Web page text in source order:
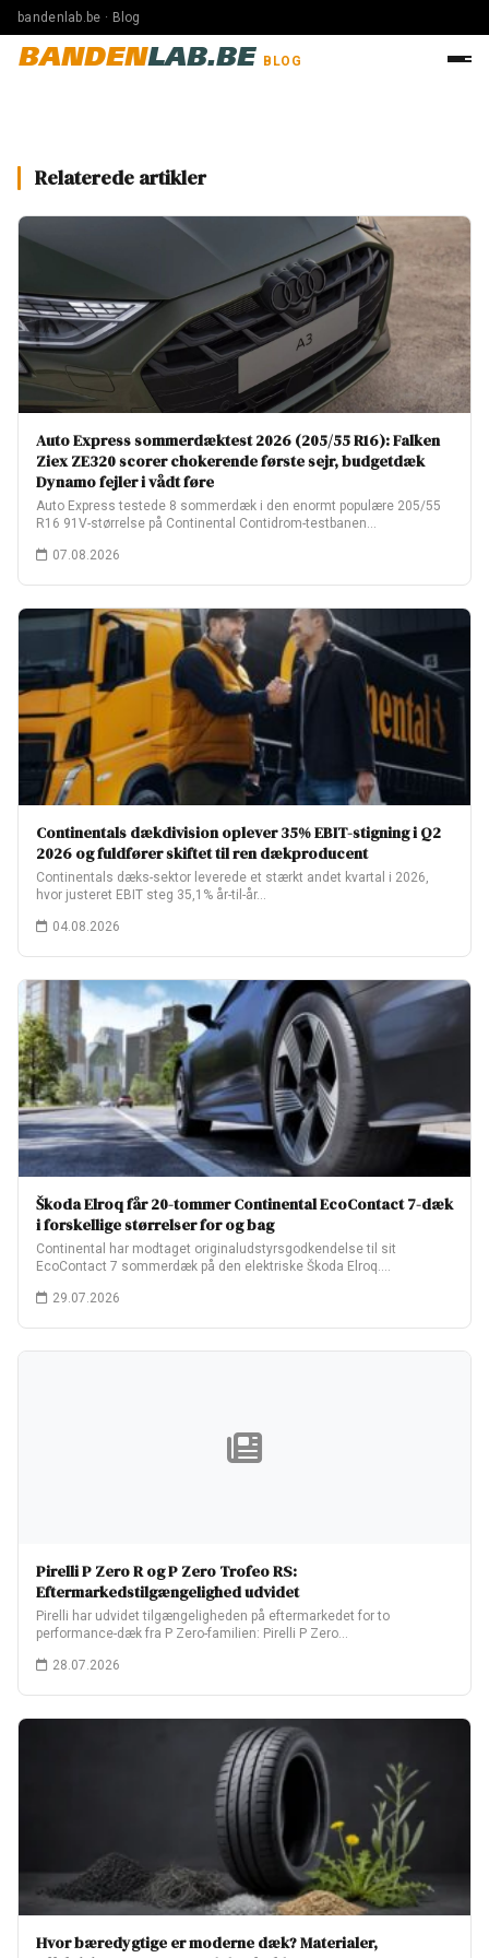
bandenlab.be · Blog
BANDENLAB.BE BLOG
Relaterede artikler
Auto Express sommerdæktest 2026 (205/55 R16): Falken
Ziex ZE320 scorer chokerende første sejr, budgetdæk
Dynamo fejler i vådt føre
Auto Express testede 8 sommerdæk i den enormt populære 205/55
R16 91V-størrelse på Continental Contidrom-testbanen…
07.08.2026
Continentals dækdivision oplever 35% EBIT-stigning i Q2
2026 og fuldfører skiftet til ren dækproducent
Continentals dæks-sektor leverede et stærkt andet kvartal i 2026,
hvor justeret EBIT steg 35,1% år-til-år…
04.08.2026
Škoda Elroq får 20-tommer Continental EcoContact 7-dæk
i forskellige størrelser for og bag
Continental har modtaget originaludstyrsgodkendelse til sit
EcoContact 7 sommerdæk på den elektriske Škoda Elroq.
29.07.2026
Pirelli P Zero R og P Zero Trofeo RS:
Eftermarkedstilgængelighed udvidet
Pirelli har udvidet tilgængeligheden på eftermarkedet for to
performance-dæk fra P Zero-familien: Pirelli P Zero…
28.07.2026
Hvor bæredygtige er moderne dæk? Materialer,